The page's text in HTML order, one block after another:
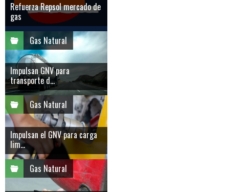
Refuerza Repsol mercado de
gas
Gas Natural
Impulsan GNV para
transporte d...
Gas Natural
Impulsan el GNV para carga
lim...
Gas Natural